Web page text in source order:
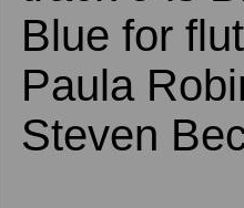
Blue for
Paula
Steven